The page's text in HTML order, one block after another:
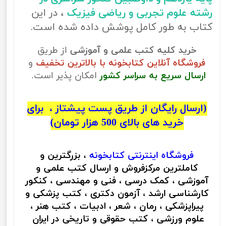
رشته علوم تجربی و ریاضی فیزیک ، در این
کتاب به طور کامل پوشش داده شده است.
خرید کلیه کتب علمی و آموزشی از طریق
فروشگاه آنلاین کتابخونه با بالاترین تخفیف و
ارسال سریع به سراسر کشور امکان پذیر است.
(ارسال رایگان از طریق پست پیشتاز ، برای
خرید های بالای 500 هزار تومان)
فروشگاه اینترنتی کتابخونه ، بزرگترین و
کاملترین مرکزفروش و ارسال کتب علمی و
آموزشی ، کمک درسی ، فنی و مهندسی ، کنکور
کارشناسی ارشد ، آزمون دکتری ، کتب پزشکی و
پیراپزشکی ، رمان ، شعر ، ادبیات ، کتب هنر ،
علوم ورزشی ، کتب حقوقی و تاریخی در ایران